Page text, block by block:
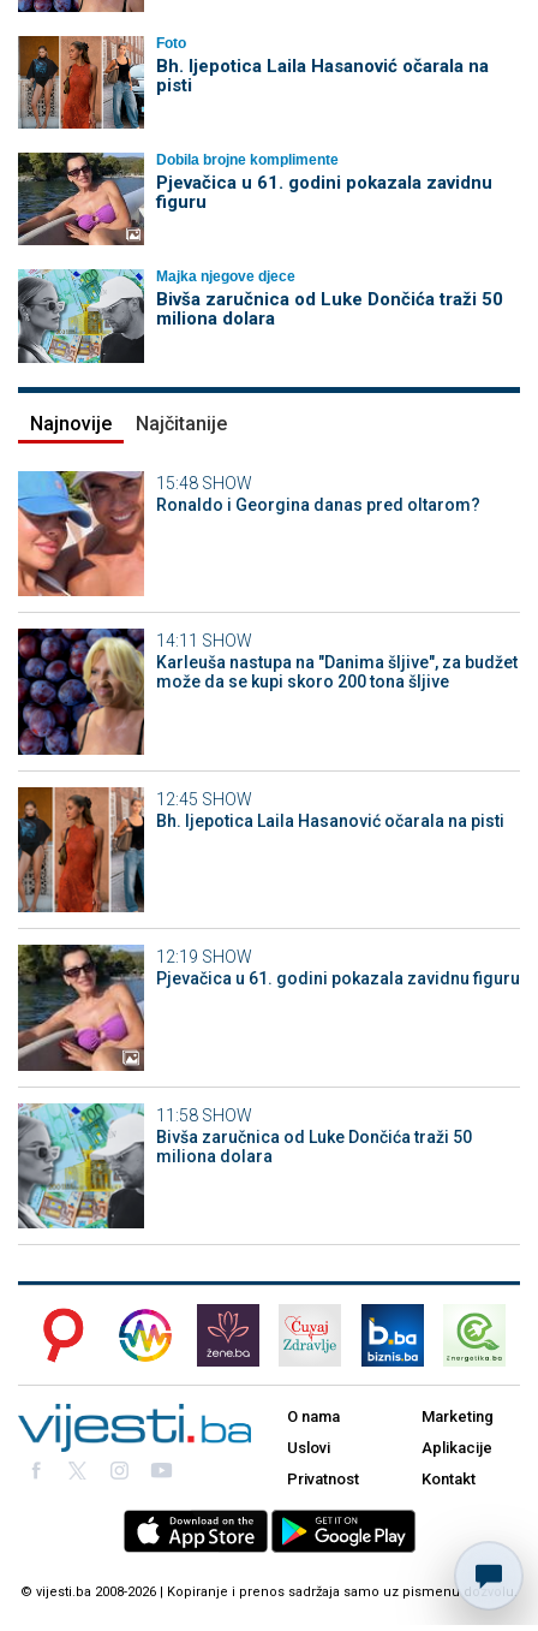
Foto
Bh. ljepotica Laila Hasanović očarala na
pisti
Dobila brojne komplimente
Pjevačica u 61. godini pokazala zavidnu
figuru
Majka njegove djece
Bivša zaručnica od Luke Dončića traži 50
miliona dolara
Najnovije Najčitanije
15:48 SHOW
Ronaldo i Georgina danas pred oltarom?
14:11 SHOW
Karleuša nastupa na "Danima šljive", za budžet
može da se kupi skoro 200 tona šljive
12:45 SHOW
Bh. ljepotica Laila Hasanović očarala na pisti
12:19 SHOW
Pjevačica u 61. godini pokazala zavidnu figuru
11:58 SHOW
Bivša zaručnica od Luke Dončića traži 50
miliona dolara
O nama
Uslovi
Privatnost
Marketing
Aplikacije
Kontakt
© vijesti.ba 2008-2026 | Kopiranje i prenos sadržaja samo uz pismenu dozvolu.